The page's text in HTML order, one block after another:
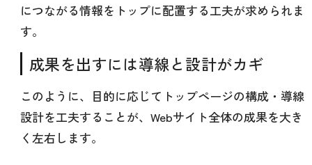
につながる情報をトップに配置する工夫が求められま
す。
成果を出すには導線と設計がカギ
このように、目的に応じてトップページの構成・導線
設計を工夫することが、Webサイト全体の成果を大き
く左右します。